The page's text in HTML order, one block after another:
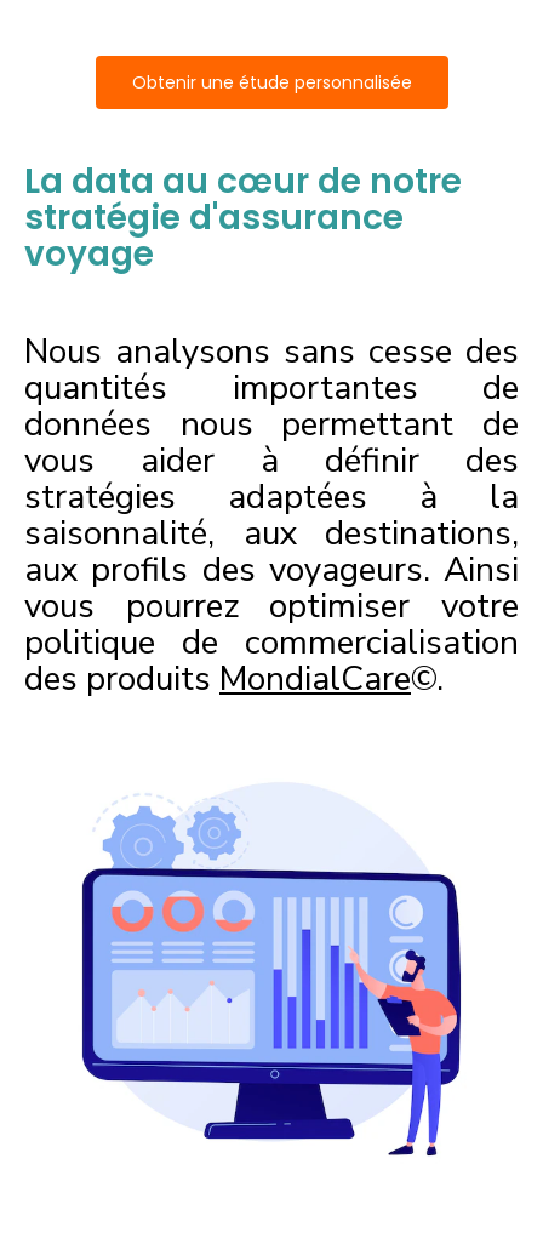
Obtenir une étude personnalisée
La data au cœur de notre
stratégie d'assurance
voyage
Nous analysons sans cesse des
quantités importantes de
données nous permettant de
vous aider à définir des
stratégies adaptées à la
saisonnalité, aux destinations,
aux profils des voyageurs. Ainsi
vous pourrez optimiser votre
politique de commercialisation
des produits MondialCare©.